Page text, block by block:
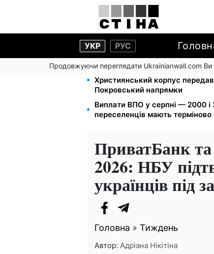
УКР РУС
Продовжуючи переглядати Ukrainianwall.com
Мавіки, зарядні станції та
Християнський корпус
Покровський напрямки
Виплати ВПО у серпні — 2000 і
переселенців мають терміново
ПриватБанк
2026: НБУ
українців під
Головна » Тиждень
Автор: Адріана Нікітіна